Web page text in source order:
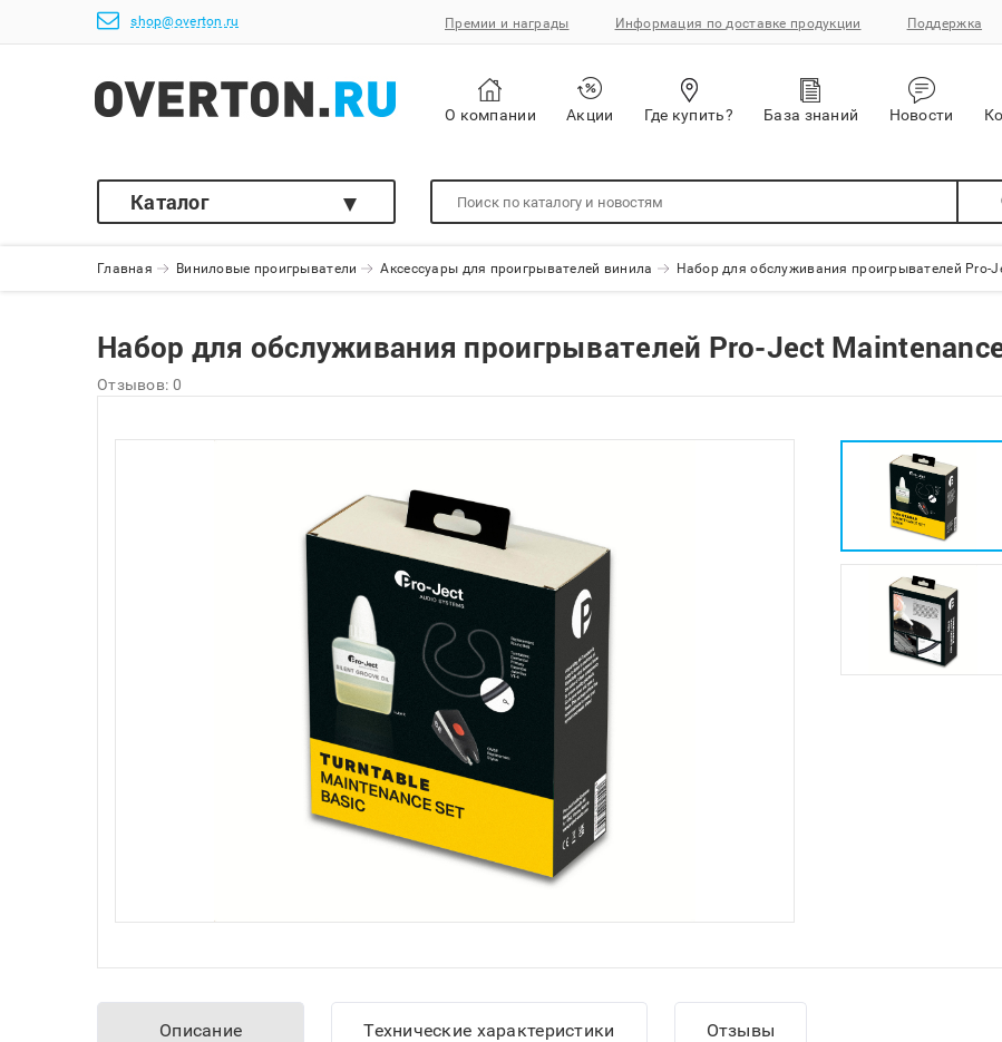
shop@overton.ru Премии и награды Информация по доставке продукции Поддержка
О компании Акции Где купить? База знаний Новости
Каталог
Главная Виниловые проигрыватели Аксессуары для проигрывателей винила Набор для обслуживания проигрывателей Pro-
Набор для обслуживания проигрывателей Pro-Ject
Отзывов: 0
Описание Технические характеристики Отзывы